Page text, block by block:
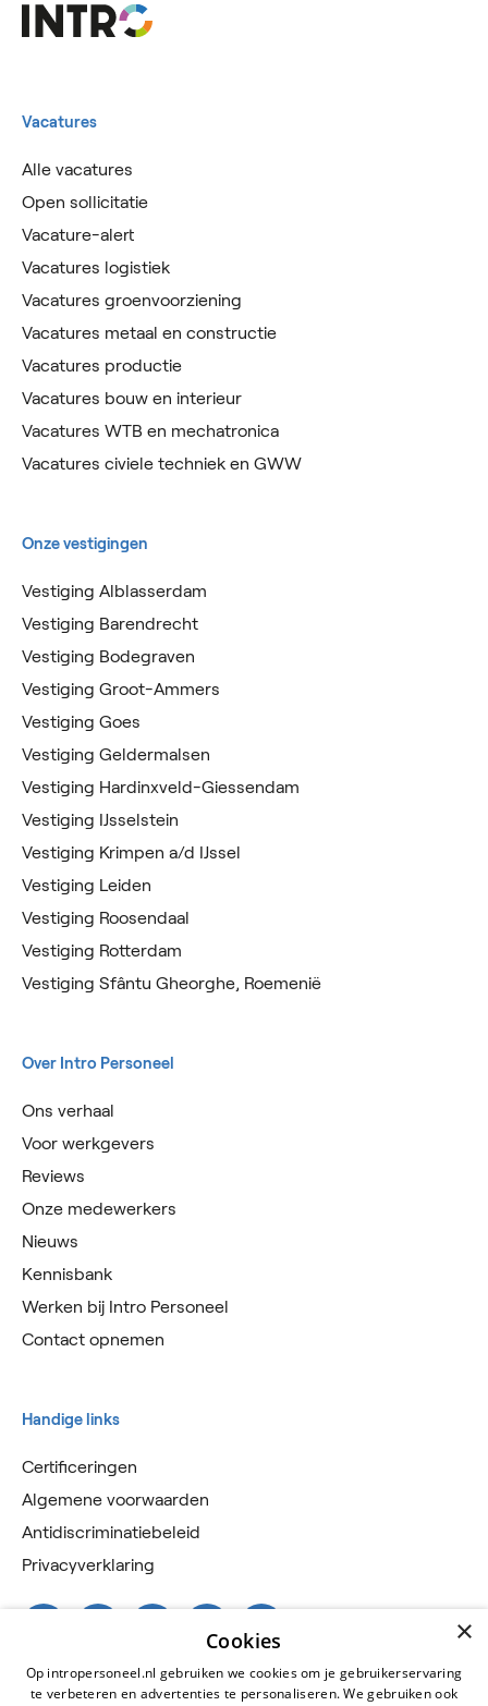
Vacatures
Alle vacatures
Open sollicitatie
Vacature-alert
Vacatures logistiek
Vacatures groenvoorziening
Vacatures metaal en constructie
Vacatures productie
Vacatures bouw en interieur
Vacatures WTB en mechatronica
Vacatures civiele techniek en GWW
Onze vestigingen
Vestiging Alblasserdam
Vestiging Barendrecht
Vestiging Bodegraven
Vestiging Groot-Ammers
Vestiging Goes
Vestiging Geldermalsen
Vestiging Hardinxveld-Giessendam
Vestiging IJsselstein
Vestiging Krimpen a/d IJssel
Vestiging Leiden
Vestiging Roosendaal
Vestiging Rotterdam
Vestiging Sfântu Gheorghe, Roemenië
Over Intro Personeel
Ons verhaal
Voor werkgevers
Reviews
Onze medewerkers
Nieuws
Kennisbank
Werken bij Intro Personeel
Contact opnemen
Handige links
Certificeringen
Algemene voorwaarden
Antidiscriminatiebeleid
Privacyverklaring
×
Cookies
Op intropersoneel.nl gebruiken we cookies om je gebruikerservaring
te verbeteren en advertenties te personaliseren. We gebruiken ook